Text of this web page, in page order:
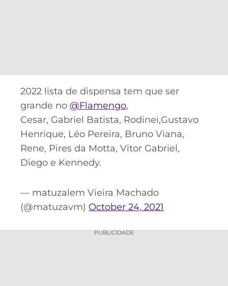
2022 lista de dispensa tem que ser
grande no @Flamengo,
Cesar, Gabriel Batista, Rodinei,Gustavo
Henrique, Léo Pereira, Bruno Viana,
Rene, Pires da Motta, Vitor Gabriel,
Diego e Kennedy.
— matuzalem Vieira Machado
(@matuzavm) October 24, 2021
PUBLICIDADE